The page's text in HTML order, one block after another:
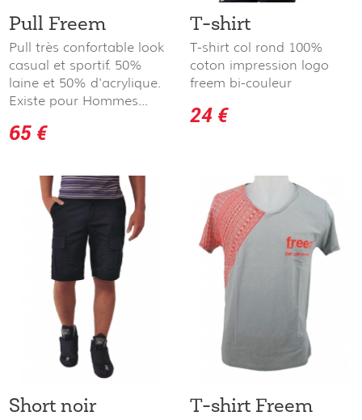
Pull Freem
Pull très confortable look
casual et sportif. 50%
laine et 50% d'acrylique.
Existe pour Hommes...
65 €
T-shirt
T-shirt col rond 100%
coton impression logo
freem bi-couleur
24 €
Short noir T-shirt Freem